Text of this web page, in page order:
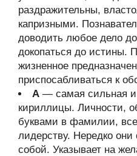
раздражительны,
капризными.
доводить любое дело
докопаться до истины.
жизненное
приспосабливаться к
А — самая сильная и
кириллицы. Личности,
буквами в фамилии,
лидерству. Нередко
собой. Указывает на